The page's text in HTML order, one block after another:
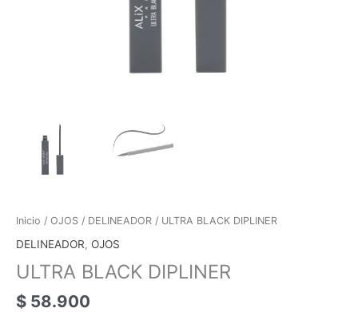
Inicio / OJOS / DELINEADOR / ULTRA BLACK DIPLINER
DELINEADOR, OJOS
ULTRA BLACK DIPLINER
$ 58.900